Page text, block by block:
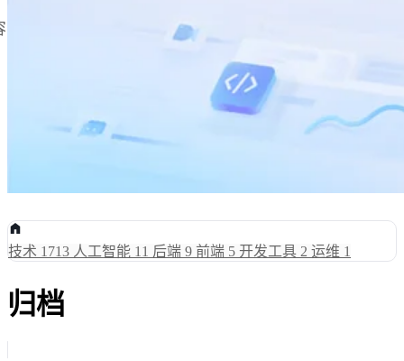
技术 1713 人工智能 11 后端 9 前端 5 开发工具 2 运维 1
归档